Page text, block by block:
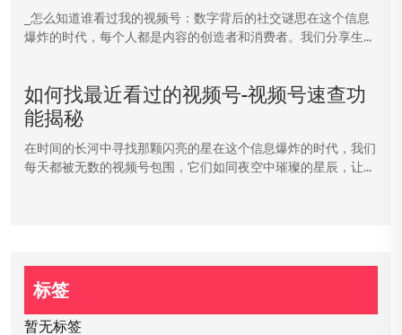
_怎么知道谁看过我的视频号：数字背后的社交谜思在这个信息
爆炸的时代，每个人都是内容的创造者和消费者。我们分享生...
如何找最近看过的视频号-视频号速查功
能揭秘
在时间的长河中寻找那颗闪亮的星在这个信息爆炸的时代，我们
每天都被无数的视频号包围，它们如同夜空中璀璨的星辰，让...
标签
暂无标签